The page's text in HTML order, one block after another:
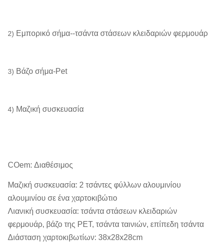
2) Εμπορικό σήμα--τσάντα στάσεων κλειδαριών φερμουάρ
3) Βάζο σήμα-Pet
4) Μαζική συσκευασία
COem: Διαθέσιμος
Μαζική συσκευασία: 2 τσάντες φύλλων αλουμινίου
αλουμινίου σε ένα χαρτοκιβώτιο
Λιανική συσκευασία: τσάντα στάσεων κλειδαριών
φερμουάρ, βάζο της PET, τσάντα ταινιών, επίπεδη τσάντα
Διάσταση χαρτοκιβωτίων: 38x28x28cm